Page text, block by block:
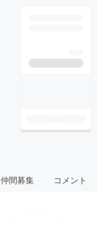
仲間募集 コメント